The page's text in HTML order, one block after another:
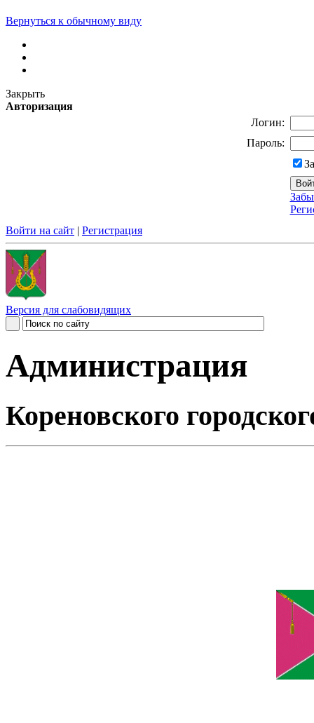
Вернуться к обычному виду
Закрыть
Авторизация
Логин:
Пароль:
Войти на сайт | Регистрация
Версия для слабовидящих
Администрация
Кореновского